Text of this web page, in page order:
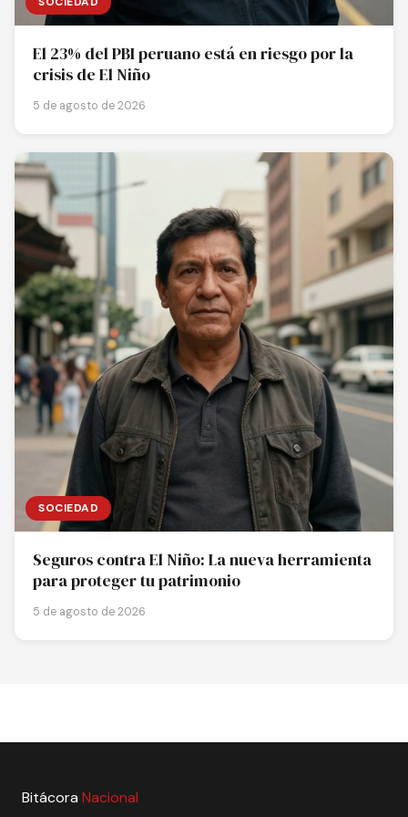
El 23% del PBI peruano está en riesgo por la
crisis de El Niño
5 de agosto de 2026
SOCIEDAD
Seguros contra El Niño: La nueva herramienta
para proteger tu patrimonio
5 de agosto de 2026
Bitácora Nacional